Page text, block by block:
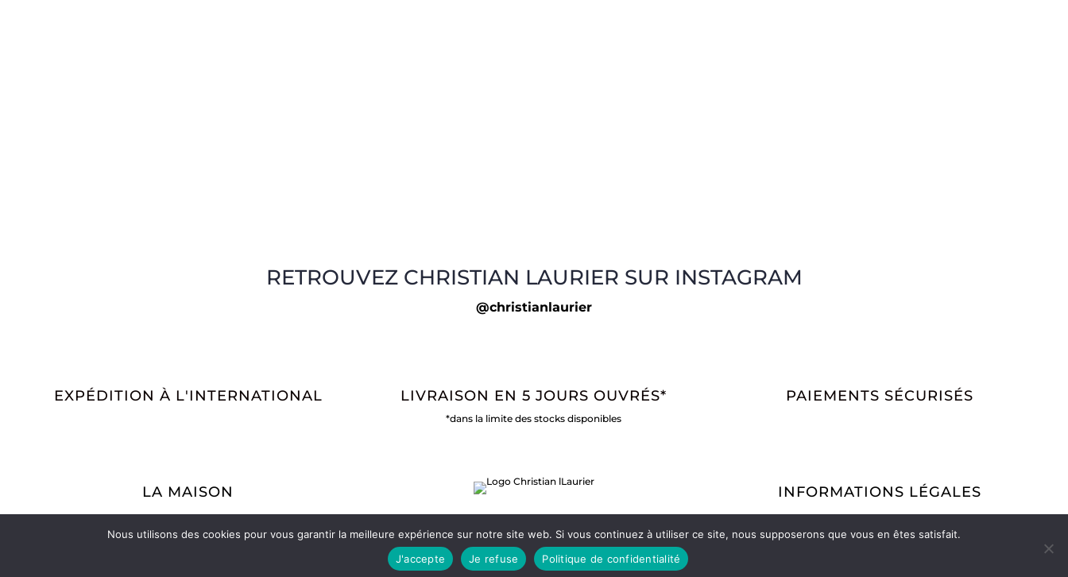
RETROUVEZ CHRISTIAN LAURIER SUR INSTAGRAM
@christianlaurier
EXPÉDITION À L'INTERNATIONAL LIVRAISON EN 5 JOURS OUVRÉS*
*dans la limite des stocks disponibles
PAIEMENTS SÉCURISÉS
LA MAISON
La Maroquinerie
La Petite Maroquinerie
INFORMATIONS LÉGALES
Conditions Générales de Vente
Mentions légales
Nous utilisons des cookies pour vous garantir la meilleure expérience sur notre site web. Si vous continuez à utiliser ce site, nous supposerons que vous en êtes satisfait.
J'accepte
Je refuse Politique de confidentialité